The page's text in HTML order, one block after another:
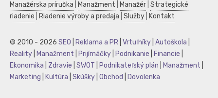
Manažérska príručka Manažment Manažér Strategické
riadenie
Riadenie výroby a predaja Služby Kontakt
© 2010 - 2026 SEO Reklama a PR Vrtuľníky Autoškola
Reality
Manažment Prijímáčky Podnikanie Financie
Ekonomika
Zdravie SWOT Podnikateľský plán Manažment
Marketing
Kultúra Skúšky Obchod Dovolenka